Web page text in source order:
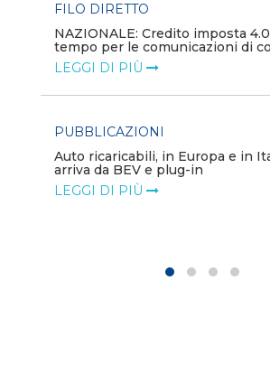
FILO DIRETTO
NAZIONALE: Credito imposta
tempo per le comunicazioni di
LEGGI DI PIÙ
PUBBLICAZIONI
Auto ricaricabili, in Europa e in
arriva da BEV e plug-in
LEGGI DI PIÙ